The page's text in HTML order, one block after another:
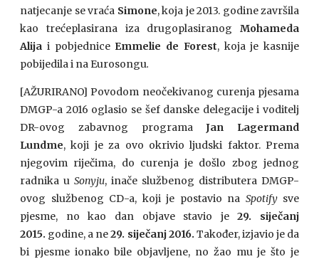
natjecanje se vraća Simone, koja je 2013. godine završila
kao trećeplasirana iza drugoplasiranog Mohameda
Alija i pobjednice Emmelie de Forest, koja je kasnije
pobijedila i na Eurosongu.
[AŽURIRANO] Povodom neočekivanog curenja pjesama
DMGP-a 2016 oglasio se šef danske delegacije i voditelj
DR-ovog zabavnog programaJan Lagermand
Lundme, koji je za ovo okrivio ljudski faktor. Prema
njegovim riječima, do curenja je došlo zbog jednog
radnika u Sonyju, inače službenog distributera DMGP-
ovog službenog CD-a, koji je postavio na Spotifysve
pjesme, no kao dan objave stavio je29. siječanj
2015. godine, a ne29. siječanj 2016. Također, izjavio je da
bi pjesme ionako bile objavljene, no žao mu je što je